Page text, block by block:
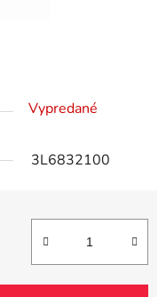
Vypredané
3L6832100